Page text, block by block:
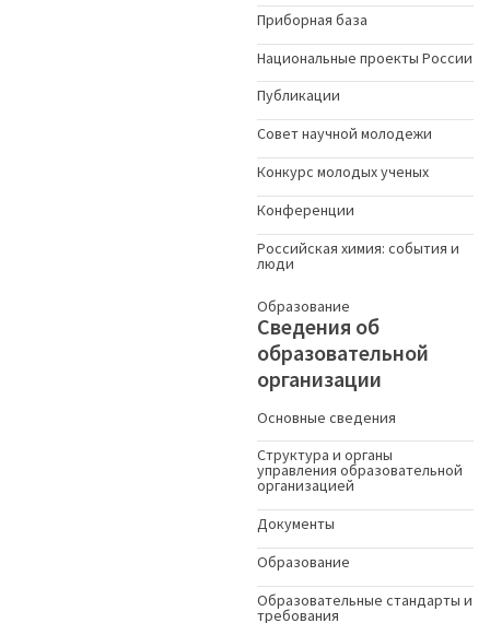
Приборная база
Национальные проекты России
Публикации
Совет научной молодежи
Конкурс молодых ученыx
Конференции
Российская химия: события и
люди
Образование
Сведения об
образовательной
организации
Основные сведения
Структура и органы
управления образовательной
организацией
Документы
Образование
Образовательные стандарты и
требования